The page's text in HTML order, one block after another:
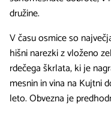
družine.
V času osmice so
hišni narezki z vloženo
rdečega škrlata, ki je
mesnin in vina na Kujtni
leto. Obvezna je